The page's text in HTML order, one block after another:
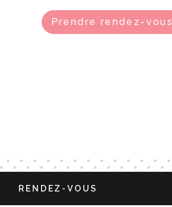
Prendre rendez-vous
RENDEZ-VOUS